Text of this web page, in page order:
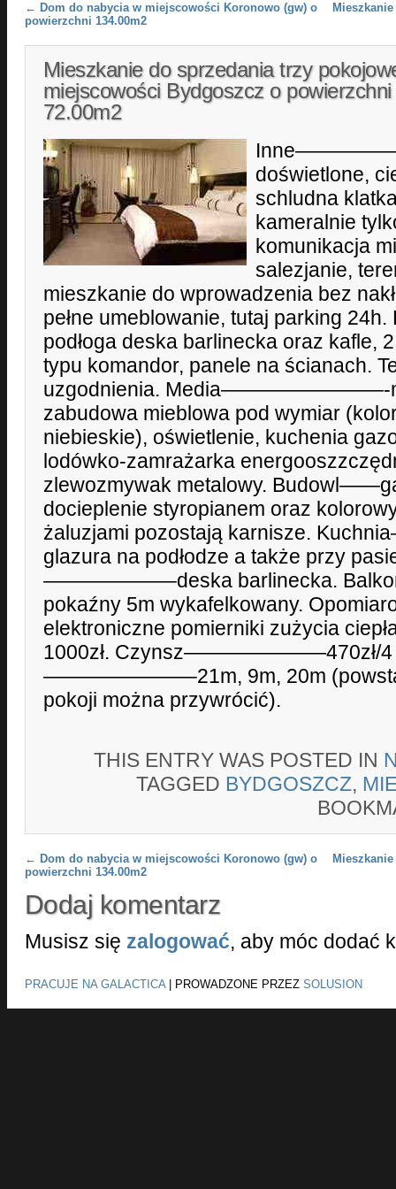
Post navigation
← Dom do nabycia w miejscowości Koronowo (gw) o
powierzchni 134.00m2
Mieszkanie do sprzedania trzy
miejscowości Bydgoszcz o powierzchni
72.00m2
doświetlone,
schludna
kameralnie
komunikacja
salezjanie,
mieszkanie do wprowadzenia bez
pełne umeblowanie, tutaj parking
podłoga deska barlinecka oraz kafle,
typu komandor, panele na ścianach.
uzgodnienia. Media————————-
zabudowa mieblowa pod wymiar
niebieskie), oświetlenie, kuchenia
lodówko-zamrażarka
zlewozmywak metalowy.
docieplenie styropianem oraz
żaluzjami pozostają karnisze.
glazura na podłodze a także przy
——————–deska barlinecka.
pokaźny 5m wykafelkowany.
elektroniczne pomierniki zużycia
1000zł. Czynsz———————470zł/4
———————–21m, 9m, 20m (powstał
pokoji można przywrócić).
THIS ENTRY WAS POSTED IN
TAGGED BYDGOSZCZ,
Post navigation
← Dom do nabycia w miejscowości Koronowo (gw) o
powierzchni 134.00m2
Dodaj komentarz
Musisz się zalogować, aby móc dodać
PRACUJE NA GALACTICA| PROWADZONE PRZEZ SOLUSION